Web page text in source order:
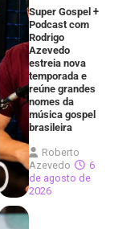
Super Gospel +
Podcast com
Rodrigo
Azevedo
estreia nova
temporada e
reúne grandes
nomes da
música gospel
brasileira
Roberto
Azevedo
6
de agosto de
2026